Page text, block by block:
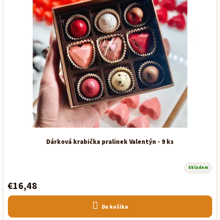
Dárková krabička pralinek Valentýn - 9 ks
Skladem
€16,48
Do košíka